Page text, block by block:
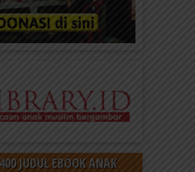
Anak Muslim
Baca ribuan konten anak muslim
JUDUL EBOOK ANAK